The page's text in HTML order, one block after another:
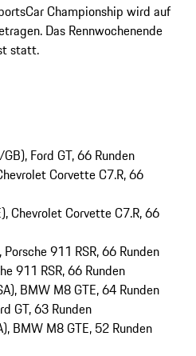
Championship wird auf
Das Rennwochenende
statt.
Ford GT, 66 Runden
Corvette C7.R, 66
Chevrolet Corvette C7.R, 66
911 RSR, 66 Runden
911 RSR, 66 Runden
BMW M8 GTE, 64 Runden
GT, 63 Runden
BMW M8 GTE, 52 Runden